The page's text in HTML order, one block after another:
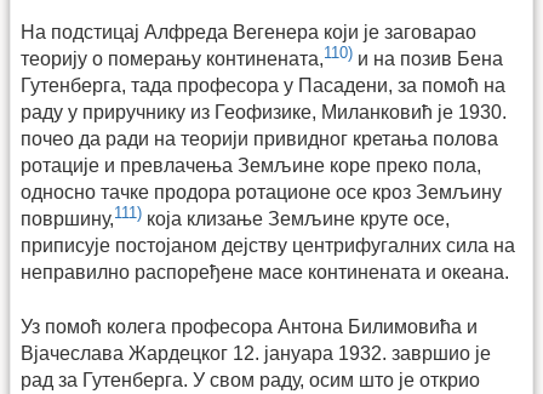
На подстицај Алфреда Вегенера који је заговарао
теорију о померању континената,110) и на позив Бена
Гутенберга, тада професора у Пасадени, за помоћ на
раду у приручнику из Геофизике, Миланковић је 1930.
почео да ради на теорији привидног кретања полова
ротације и превлачења Земљине коре преко пола,
односно тачке продора ротационе осе кроз Земљину
површину,111) која клизање Земљине круте осе,
приписује постојаном дејству центрифугалних сила на
неправилно распоређене масе континената и океана.
Уз помоћ колега професора Антона Билимовића и
Вјачеслава Жардецког 12. јануара 1932. завршио је
рад за Гутенберга. У свом раду, осим што је открио